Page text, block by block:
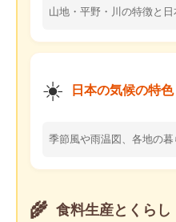
山地・平野・川の特徴と日
☀️ 日本の気候の特色
季節風や雨温図、各地の
🌾 食料生産とくらし